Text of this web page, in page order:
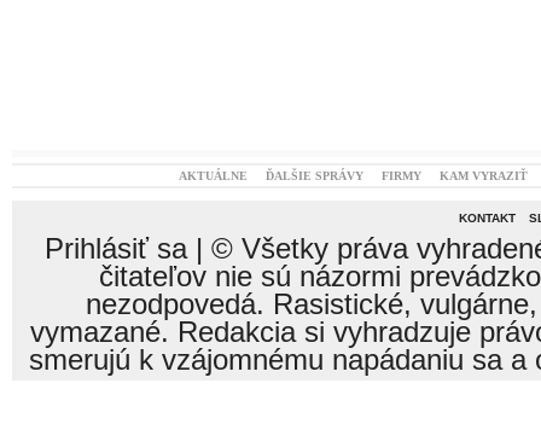
AKTUÁLNE ĎALŠIE SPRÁVY FIRMY KAM VYRAZIŤ
KONTAKT
Prihlásiť sa| © Všetky práva
čitateľov nie sú názormi
nezodpovedá. Rasistické,
vymazané. Redakcia si vyhradzuje
smerujú k vzájomnému napádaniu sa